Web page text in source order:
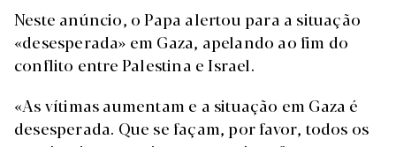
Neste anúncio, o Papa alertou para a situação
«desesperada» em Gaza, apelando ao fim do
conflito entre Palestina e Israel.
«As vítimas aumentam e a situação em Gaza é
desesperada. Que se façam, por favor, todos os